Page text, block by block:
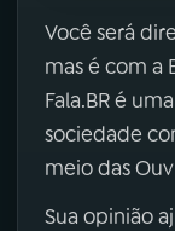
Você será
mas é com a
Fala.BR é
sociedade
meio das
Sua opinião